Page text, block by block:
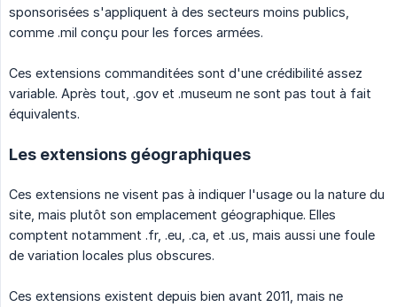
sponsorisées s'appliquent à des secteurs moins publics,
comme .mil conçu pour les forces armées.
Ces extensions commanditées sont d'une crédibilité assez
variable. Après tout, .gov et .museum ne sont pas tout à fait
équivalents.
Les extensions géographiques
Ces extensions ne visent pas à indiquer l'usage ou la nature du
site, mais plutôt son emplacement géographique. Elles
comptent notamment .fr, .eu, .ca, et .us, mais aussi une foule
de variation locales plus obscures.
Ces extensions existent depuis bien avant 2011, mais ne